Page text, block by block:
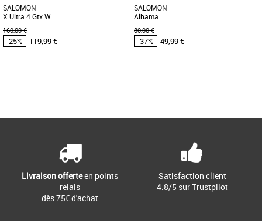
SALOMON
X Ultra 4 Gtx W
160,00 €
-25% 119,99 €
SALOMON
Alhama
80,00 €
-37% 49,99 €
Livraison offerteen points
relais
dès 75€ d'achat
Satisfaction client
4.8/5 sur Trustpilot